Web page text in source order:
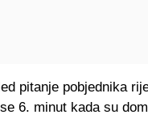
pitanje pobjednika
6. minut kada su